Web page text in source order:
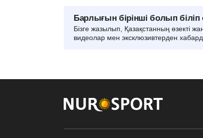
Барлығын бірінші болып
Бізге жазылып, Қазақстанның өзекті
видеолар мен эксклюзивтерден